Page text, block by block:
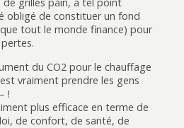
obligé de constituer un fond
tout le monde finance) pour
du CO2 pour le chauffage
vraiment prendre les gens
!
plus efficace en terme de
de confort, de santé, de